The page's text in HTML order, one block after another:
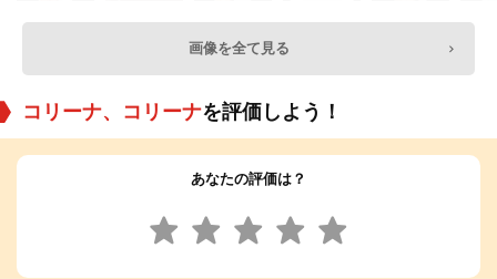
画像を全て見る
コリーナ、コリーナを評価しよう！
あなたの評価は？